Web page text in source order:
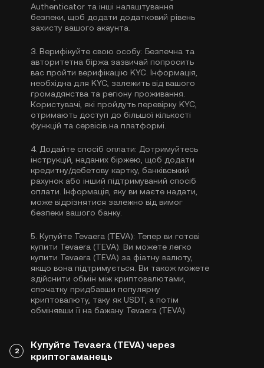
Authenticator та інші налаштування
безпеки, щоб додати додатковий рівень
захисту вашого акаунта.
3. Верифікуйте свою особу: Безпечна та
авторитетна біржа зазвичай попросить
вас пройти верифікацію KYC . Інформація,
необхідна для KYC, залежить від вашого
громадянства та регіону проживання.
Користувачі, які пройдуть перевірку KYC,
отримають доступ до більшої кількості
функцій та сервісів на платформі.
4. Додайте спосіб оплати: Дотримуйтесь
інструкцій, наданих біржею, щоб додати
кредитну/дебетову картку, банківський
рахунок або інший підтримуваний спосіб
оплати. Інформація, яку ви маєте надати,
може відрізнятися залежно від вимог
безпеки вашого банку.
5. Купуйте Tevaera (TEVA): Тепер ви готові
купити Tevaera (TEVA). Ви можете легко
купити Tevaera (TEVA) за фіатну валюту,
якщо вона підтримується. Ви також можете
здійснити обмін між криптовалютами,
спочатку придбавши популярну
криптовалюту, таку як USDT , а потім
обмінявши її на бажану Tevaera (TEVA).
2
Купуйте Tevaera (TEVA) через
криптогаманець